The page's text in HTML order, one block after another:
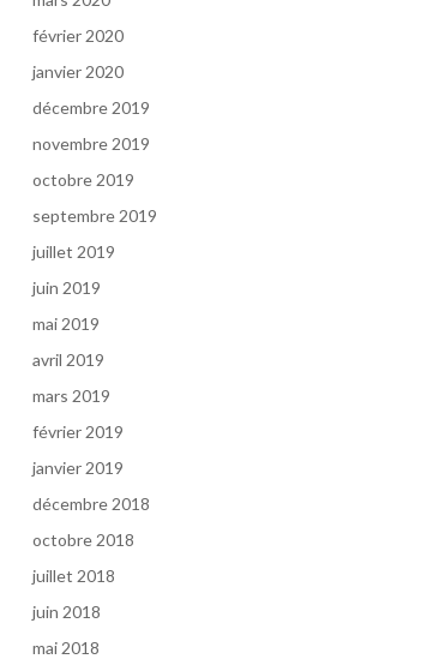
février 2020
janvier 2020
décembre 2019
novembre 2019
octobre 2019
septembre 2019
juillet 2019
juin 2019
mai 2019
avril 2019
mars 2019
février 2019
janvier 2019
décembre 2018
octobre 2018
juillet 2018
juin 2018
mai 2018